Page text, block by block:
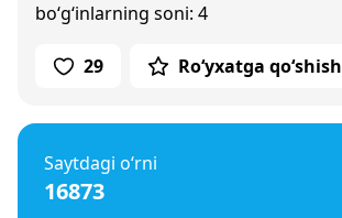
bo‘g‘inlarning soni: 4
29 Ro‘yxatga qo‘shish
Saytdagi o‘rni
16873